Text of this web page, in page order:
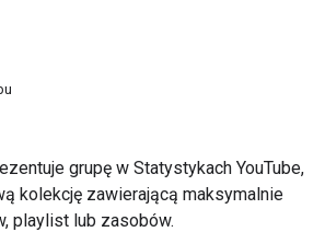
grupę w Statystykach YouTube,
kolekcję zawierającą maksymalnie
playlist lub zasobów.